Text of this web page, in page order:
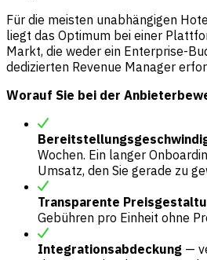
Für die meisten unabhängigen
liegt das Optimum bei einer
Markt, die weder ein Enterprise-
dedizierten Revenue Manager
Worauf Sie bei der
Wochen. Ein langer
Umsatz, den Sie gerade zu
Transparente
Gebühren pro Einheit ohne
Integrationsabdeckung —